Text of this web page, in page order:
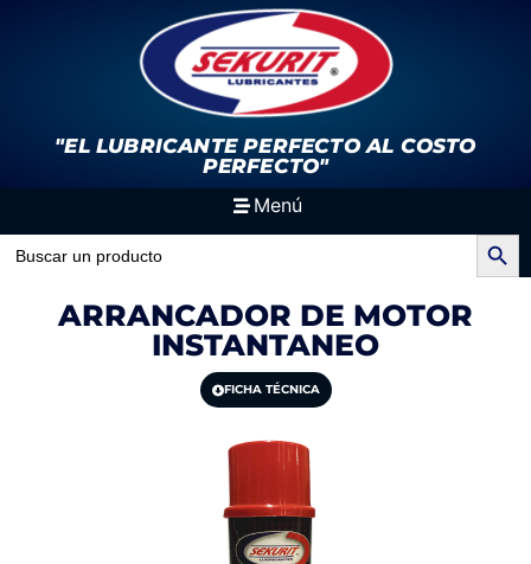
"EL LUBRICANTE PERFECTOAL COSTO
PERFECTO"
Menú
Search
for:
Search Button
ARRANCADOR DE MOTOR
INSTANTANEO
FICHA TÉCNICA